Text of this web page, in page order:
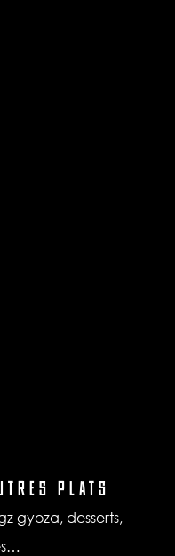
PLATS
gyoza, desserts,